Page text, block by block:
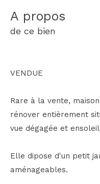
a propos
de ce bien
VENDUE
Rare à la vente,
rénover entièrement
vue dégagée et
Elle dipose d'un petit
aménageables.